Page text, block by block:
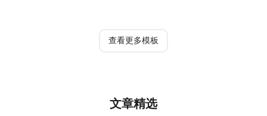
查看更多模板
文章精选